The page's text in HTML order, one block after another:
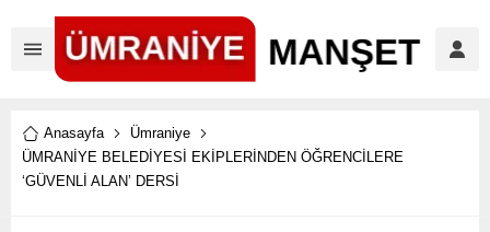
Anasayfa
Ümraniye
ÜMRANİYE BELEDİYESİ EKİPLERİNDEN ÖĞRENCİLERE
‘GÜVENLİ ALAN’ DERSİ